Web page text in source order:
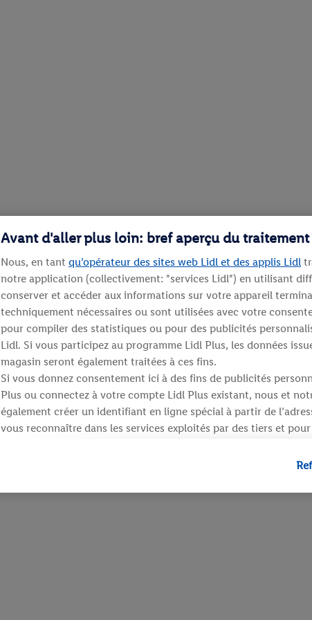
Avant d'aller plus loin: bref aperçu du traitement
Nous, en tant qu’opérateur des sites web Lidl et des applis Lidl
notre application (collectivement: "services Lidl") en utilisant
conserver et accéder aux informations sur votre appareil
techniquement nécessaires ou sont utilisées avec votre
pour compiler des statistiques ou pour des publicités
Lidl. Si vous participez au programme Lidl Plus, les données
magasin seront également traitées à ces fins.
Si vous donnez consentement ici à des fins de publicités
Plus ou connectez à votre compte Lidl Plus existant, nous et
également créer un identifiant en ligne spécial à partir de
vous reconnaître dans les services exploités par des tiers et
identifiants qui vous sont attribués et dont dispose Criteo S.A.
Sous réserve de votre accord, les publicités liées au reciblage,
produits pour lesquels vous avez montré de l’intérêt (par